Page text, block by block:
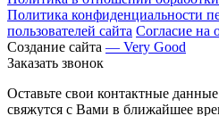
Политика конфиденциальности
пользователей сайта Согласие на
Создание сайта — Very Good
Заказать звонок
Оставьте свои контактные
свяжутся с Вами в ближайшее